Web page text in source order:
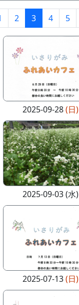
2 3 4 5
2025-09-28(日)
2025-09-03 (水)
2025-07-13(日)